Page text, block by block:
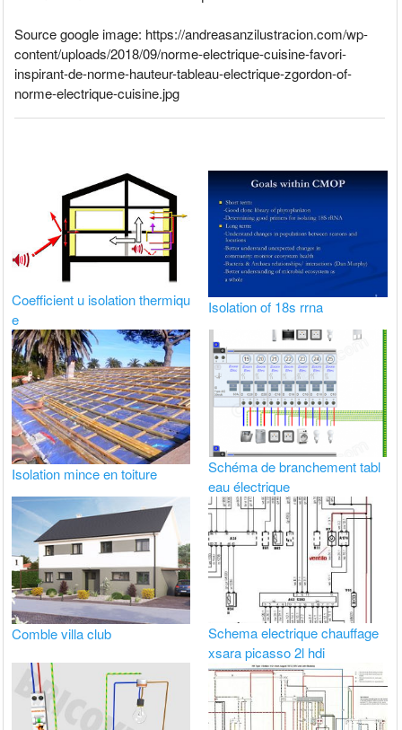
Source google image: https://andreasanzilustracion.com/wp-
content/uploads/2018/09/norme-electrique-cuisine-favori-
inspirant-de-norme-hauteur-tableau-electrique-zgordon-of-
norme-electrique-cuisine.jpg
Coefficient u isolation thermiqu
e
Isolation of 18s rrna
Isolation mince en toiture
Schéma de branchement tabl
eau électrique
Comble villa club
Schema electrique chauffage
xsara picasso 2l hdi